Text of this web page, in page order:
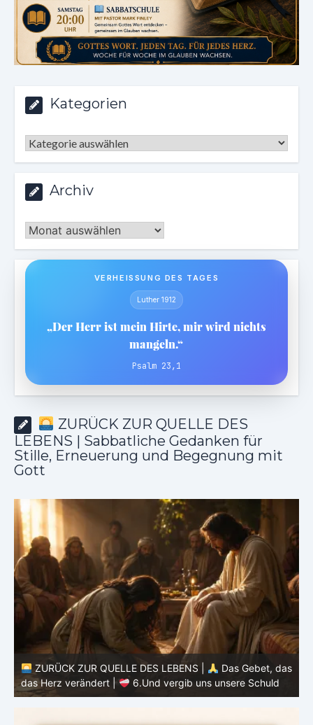
Kategorien
Kategorien
Archiv
Archiv
VERHEISSUNG DES TAGES
Luther 1912
„Der Herr ist mein Hirte, mir wird nichts
mangeln.“
Psalm 23,1
ZURÜCK ZUR QUELLE DES
LEBENS | Sabbatliche Gedanken für
Stille, Erneuerung und Begegnung mit
Gott
ZURÜCK ZUR QUELLE DES LEBENS |
Das Gebet, das
das Herz verändert |
6.Und vergib uns unsere Schuld